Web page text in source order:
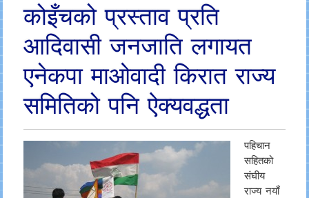
कोइँचको प्रस्ताव प्रति
आदिवासी जनजाति लगायत
एनेकपा माओवादी किरात राज्य
समितिको पनि ऐक्यवद्धता
पहिचान
सहितको
संघीय
राज्य नयाँ